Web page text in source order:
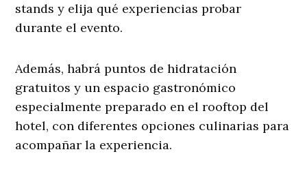
stands y elija qué experiencias probar
durante el evento.
Además, habrá puntos de hidratación
gratuitos y un espacio gastronómico
especialmente preparado en el rooftop del
hotel, con diferentes opciones culinarias para
acompañar la experiencia.